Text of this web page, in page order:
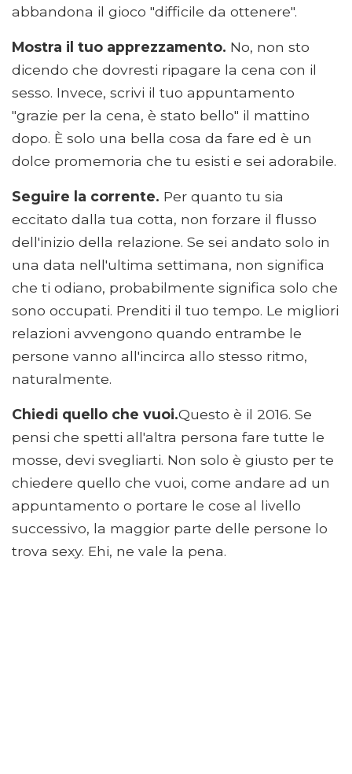
abbandona il gioco "difficile da ottenere".
Mostra il tuo apprezzamento. No, non sto
dicendo che dovresti ripagare la cena con il
sesso. Invece, scrivi il tuo appuntamento
"grazie per la cena, è stato bello" il mattino
dopo. È solo una bella cosa da fare ed è un
dolce promemoria che tu esisti e sei adorabile.
Seguire la corrente. Per quanto tu sia
eccitato dalla tua cotta, non forzare il flusso
dell'inizio della relazione. Se sei andato solo in
una data nell'ultima settimana, non significa
che ti odiano, probabilmente significa solo che
sono occupati. Prenditi il ​​tuo tempo. Le migliori
relazioni avvengono quando entrambe le
persone vanno all'incirca allo stesso ritmo,
naturalmente.
Chiedi quello che vuoi.Questo è il 2016. Se
pensi che spetti all'altra persona fare tutte le
mosse, devi svegliarti. Non solo è giusto per te
chiedere quello che vuoi, come andare ad un
appuntamento o portare le cose al livello
successivo, la maggior parte delle persone lo
trova sexy. Ehi, ne vale la pena.